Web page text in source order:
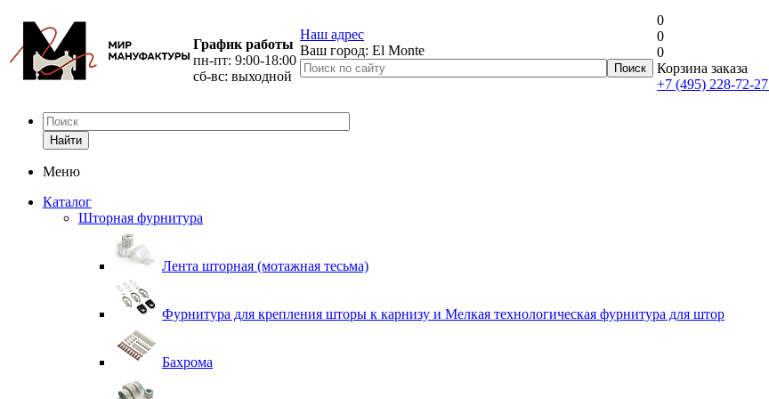
График работы
пн-пт: 9:00-18:00
сб-вс: выходной
Наш адрес
Ваш город: El Monte
0
0
0
Корзина заказа
+7 (495) 228-72-27
Найти
Меню
Каталог
Шторная фурнитура
Лента шторная (мотажная тесьма)
Фурнитура для крепления шторы к карнизу и Мелкая технологическая фурнитура для штор
Бахрома